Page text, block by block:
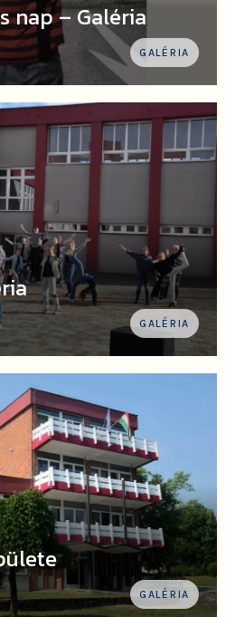
nap – Galéria
GALÉRIA
GALÉRIA
GALÉRIA